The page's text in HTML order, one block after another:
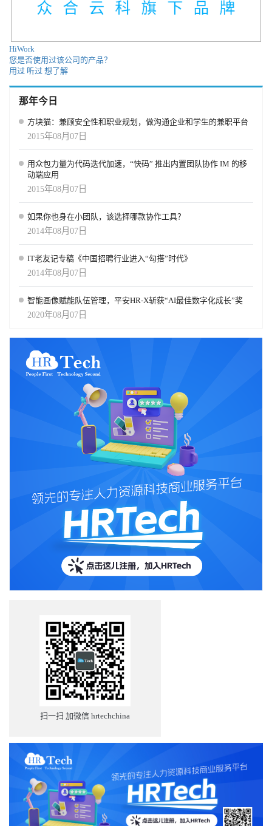
HiWork
您是否使用过该公司的产品？
用过 听过 想了解
那年今日
方块猫：兼顾安全性和职业规划，做沟通企业和学生的兼职平台
2015年08月07日
用众包力量为代码迭代加速，“快码” 推出内置团队协作 IM 的移
动端应用
2015年08月07日
如果你也身在小团队，该选择哪款协作工具？
2014年08月07日
IT老友记专稿《中国招聘行业进入“勾搭”时代》
2014年08月07日
智能画像赋能队伍管理，平安HR-X斩获“AI最佳数字化成长”奖
2020年08月07日
扫一扫 加微信 hrtechchina